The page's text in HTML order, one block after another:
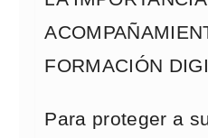
FORMACIÓN
Para proteger a